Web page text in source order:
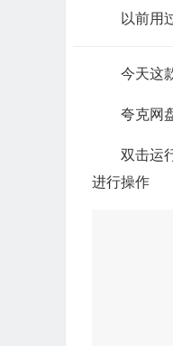
以前用
今天这
夸克网
双击运
进行操作